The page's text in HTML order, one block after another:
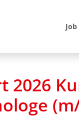
2026